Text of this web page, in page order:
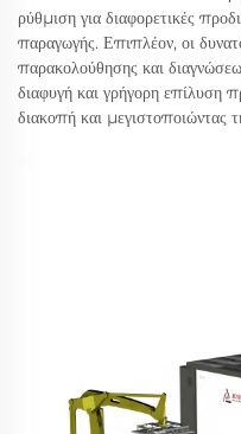
ρύθμιση για διαφορετικές
παραγωγής. Επιπλέον, οι
παρακολούθησης και
διαφυγή και γρήγορη επίλυση
διακοπή και μεγιστοποιώντας